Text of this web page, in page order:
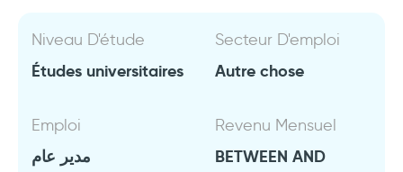
Niveau D'étude
Études universitaires
Secteur D'emploi
Autre chose
Emploi
مدير عام
Revenu Mensuel
BETWEEN AND